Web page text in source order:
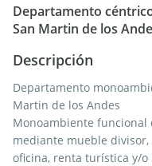
Departamento
San Martin de los
Descripción
Departamento
Martin de los Andes
Monoambiente
mediante mueble
oficina, renta turística y/o